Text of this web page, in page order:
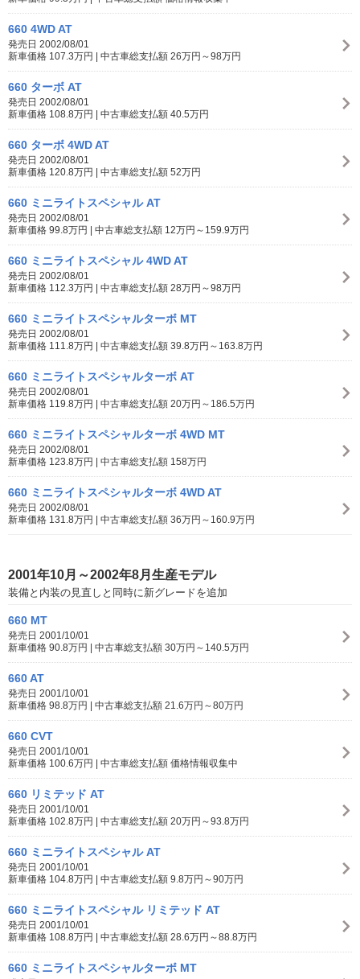
660 4WD AT
発売日 2002/08/01
新車価格 107.3万円 | 中古車総支払額 26万円～98万円
660 ターボ AT
発売日 2002/08/01
新車価格 108.8万円 | 中古車総支払額 40.5万円
660 ターボ 4WD AT
発売日 2002/08/01
新車価格 120.8万円 | 中古車総支払額 52万円
660 ミニライトスペシャル AT
発売日 2002/08/01
新車価格 99.8万円 | 中古車総支払額 12万円～159.9万円
660 ミニライトスペシャル 4WD AT
発売日 2002/08/01
新車価格 112.3万円 | 中古車総支払額 28万円～98万円
660 ミニライトスペシャルターボ MT
発売日 2002/08/01
新車価格 111.8万円 | 中古車総支払額 39.8万円～163.8万円
660 ミニライトスペシャルターボ AT
発売日 2002/08/01
新車価格 119.8万円 | 中古車総支払額 20万円～186.5万円
660 ミニライトスペシャルターボ 4WD MT
発売日 2002/08/01
新車価格 123.8万円 | 中古車総支払額 158万円
660 ミニライトスペシャルターボ 4WD AT
発売日 2002/08/01
新車価格 131.8万円 | 中古車総支払額 36万円～160.9万円
2001年10月～2002年8月生産モデル
装備と内装の見直しと同時に新グレードを追加
660 MT
発売日 2001/10/01
新車価格 90.8万円 | 中古車総支払額 30万円～140.5万円
660 AT
発売日 2001/10/01
新車価格 98.8万円 | 中古車総支払額 21.6万円～80万円
660 CVT
発売日 2001/10/01
新車価格 100.6万円 | 中古車総支払額 価格情報収集中
660 リミテッド AT
発売日 2001/10/01
新車価格 102.8万円 | 中古車総支払額 20万円～93.8万円
660 ミニライトスペシャル AT
発売日 2001/10/01
新車価格 104.8万円 | 中古車総支払額 9.8万円～90万円
660 ミニライトスペシャル リミテッド AT
発売日 2001/10/01
新車価格 108.8万円 | 中古車総支払額 28.6万円～88.8万円
660 ミニライトスペシャルターボ MT